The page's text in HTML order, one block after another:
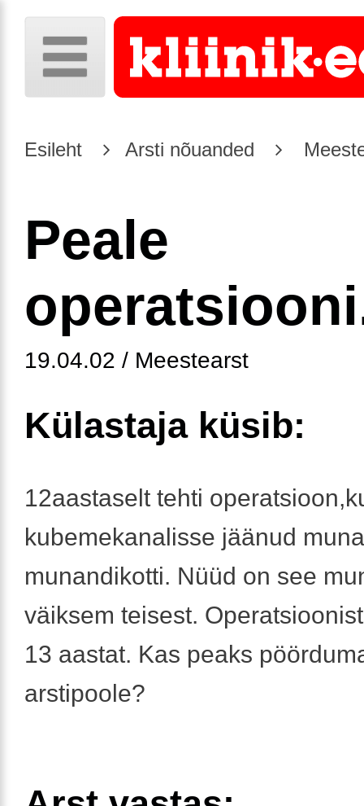
Esileht Arsti nõuanded
Peale
19.04.02 / Meestearst
Külastaja küsib:
12aastaselt tehti
kubemekanalisse jäänud
munandikotti. Nüüd on see
väiksem teisest.
13 aastat. Kas peaks
arstipoole?